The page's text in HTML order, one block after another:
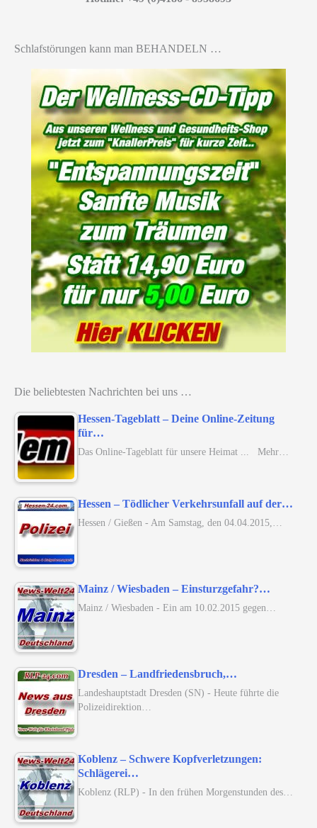
Schlafstörungen kann man BEHANDELN …
Die beliebtesten Nachrichten bei uns …
Hessen-Tageblatt – Deine Online-Zeitung
für…
Das Online-Tageblatt für unsere Heimat ... Mehr…
Hessen – Tödlicher Verkehrsunfall auf der…
Hessen / Gießen - Am Samstag, den 04.04.2015,…
Mainz / Wiesbaden – Einsturzgefahr?…
Mainz / Wiesbaden - Ein am 10.02.2015 gegen…
Dresden – Landfriedensbruch,…
Landeshauptstadt Dresden (SN) - Heute führte die
Polizeidirektion…
Koblenz – Schwere Kopfverletzungen:
Schlägerei…
Koblenz (RLP) - In den frühen Morgenstunden des…